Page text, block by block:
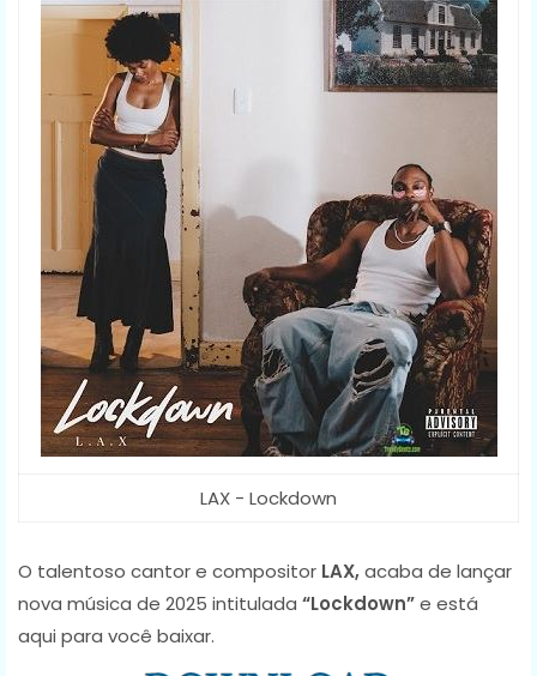
LAX - Lockdown
O talentoso cantor e compositor LAX,acaba de lançar
nova música de 2025 intitulada “Lockdown”e está
aqui para você baixar.